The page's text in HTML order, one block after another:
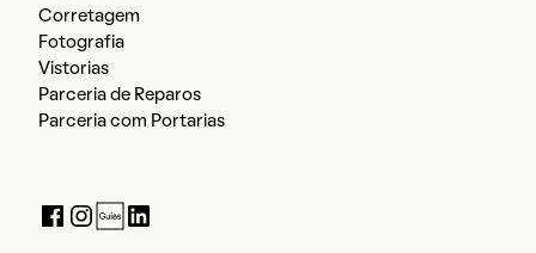
Corretagem
Fotografia
Vistorias
Parceria de Reparos
Parceria com Portarias